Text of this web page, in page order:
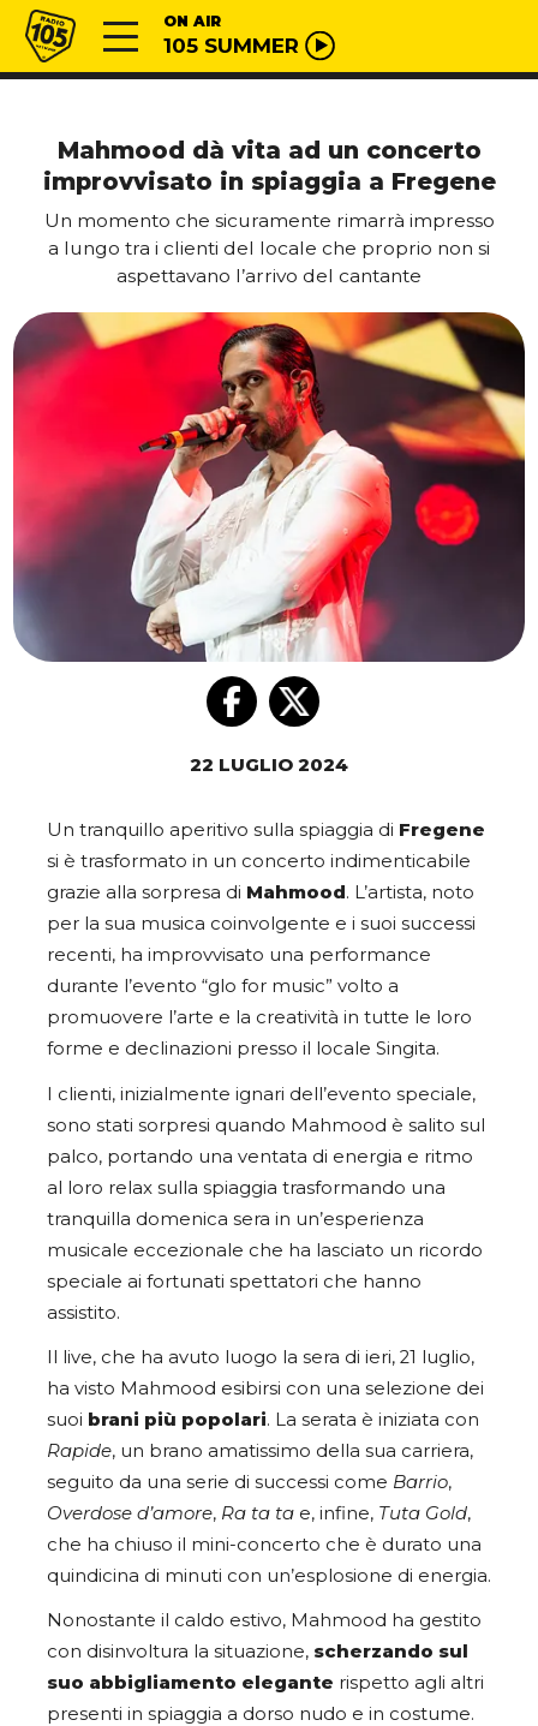
Vai al contenuto
Radio 105 ON AIR
105 SUMMER
Mahmood dà vita ad un concerto
improvvisato in spiaggia a Fregene
Un momento che sicuramente rimarrà impresso
a lungo tra i clienti del locale che proprio non si
aspettavano l’arrivo del cantante
22 LUGLIO 2024
Un tranquillo aperitivo sulla spiaggia di Fregene
si è trasformato in un concerto indimenticabile
grazie alla sorpresa di Mahmood . L’artista, noto
per la sua musica coinvolgente e i suoi successi
recenti, ha improvvisato una performance
durante l’evento “glo for music” volto a
promuovere l’arte e la creatività in tutte le loro
forme e declinazioni presso il locale Singita.
I clienti, inizialmente ignari dell’evento speciale,
sono stati sorpresi quando Mahmood è salito sul
palco, portando una ventata di energia e ritmo
al loro relax sulla spiaggia trasformando una
tranquilla domenica sera in un’esperienza
musicale eccezionale che ha lasciato un ricordo
speciale ai fortunati spettatori che hanno
assistito.
Il live, che ha avuto luogo la sera di ieri, 21 luglio,
ha visto Mahmood esibirsi con una selezione dei
suoi brani più popolari. La serata è iniziata con
Rapide, un brano amatissimo della sua carriera,
seguito da una serie di successi come Barrio,
Overdose d’amore, Ra ta ta e, infine, Tuta Gold,
che ha chiuso il mini-concerto che è durato una
quindicina di minuti con un’esplosione di energia.
Nonostante il caldo estivo, Mahmood ha gestito
con disinvoltura la situazione, scherzando sul
suo abbigliamento elegante rispetto agli altri
presenti in spiaggia a dorso nudo e in costume.